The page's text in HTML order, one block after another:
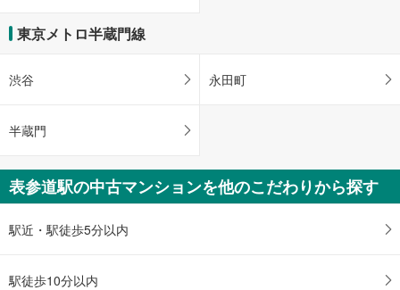
東京メトロ半蔵門線
渋谷 永田町
半蔵門
表参道駅の中古マンションを他のこだわりから探す
駅近・駅徒歩5分以内
駅徒歩10分以内